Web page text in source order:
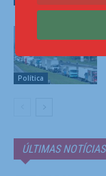
Política
ÚLTIMAS NOTÍCIAS